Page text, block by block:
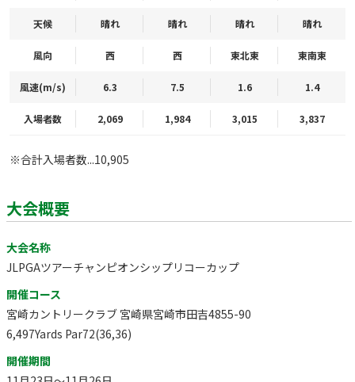
天候 晴れ 晴れ 晴れ 晴れ
風向 西 西 東北東 東南東
風速(m/s) 6.3 7.5 1.6 1.4
入場者数 2,069 1,984 3,015 3,837
※合計入場者数...10,905
大会概要
大会名称
JLPGAツアーチャンピオンシップリコーカップ
開催コース
宮崎カントリークラブ 宮崎県宮崎市田吉4855-90
6,497Yards Par72(36,36)
開催期間